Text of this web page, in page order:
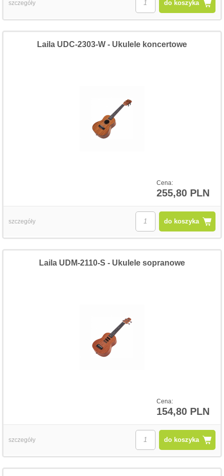
do koszyka
szczegóły
Cena:
255,80 PLN
Laila UDC-2303-W - Ukulele koncertowe
do koszyka
szczegóły
Cena:
154,80 PLN
Laila UDM-2110-S - Ukulele sopranowe
do koszyka
szczegóły